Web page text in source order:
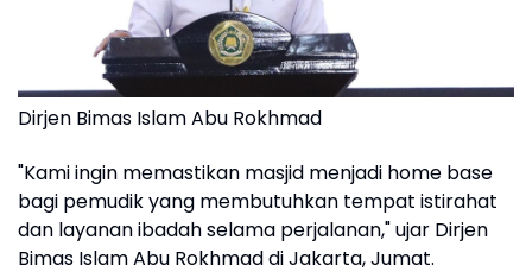
Dirjen Bimas Islam Abu Rokhmad
"Kami ingin memastikan masjid menjadi home base
bagi pemudik yang membutuhkan tempat istirahat
dan layanan ibadah selama perjalanan," ujar Dirjen
Bimas Islam Abu Rokhmad di Jakarta, Jumat.